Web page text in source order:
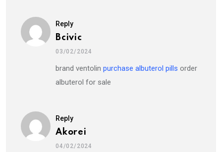
Reply
Bcivic
03/02/2024
brand ventolin purchase albuterol pills order
albuterol for sale
Reply
Akorei
04/02/2024